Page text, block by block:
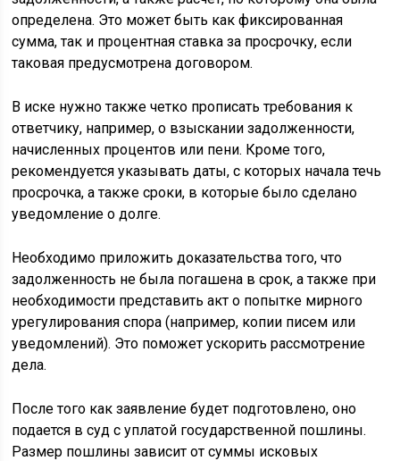
определена. Это может быть как фиксированная
сумма, так и процентная ставка за просрочку, если
таковая предусмотрена договором.
В иске нужно также четко прописать требования к
ответчику, например, о взыскании задолженности,
начисленных процентов или пени. Кроме того,
рекомендуется указывать даты, с которых начала течь
просрочка, а также сроки, в которые было сделано
уведомление о долге.
Необходимо приложить доказательства того, что
задолженность не была погашена в срок, а также при
необходимости представить акт о попытке мирного
урегулирования спора (например, копии писем или
уведомлений). Это поможет ускорить рассмотрение
дела.
После того как заявление будет подготовлено, оно
подается в суд с уплатой государственной пошлины.
Размер пошлины зависит от суммы исковых